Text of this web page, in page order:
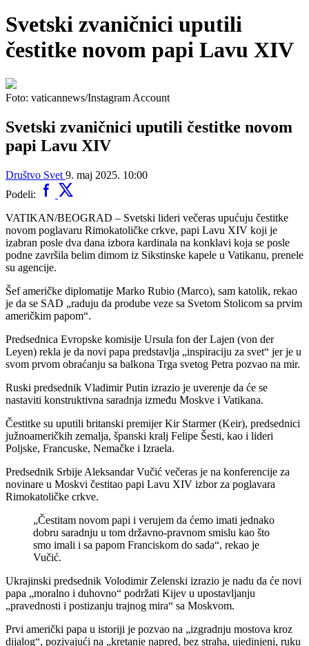
Svetski zvaničnici uputili
čestitke novom papi Lavu XIV
Foto: vaticannews/Instagram Account
Svetski zvaničnici uputili čestitke novom
papi Lavu XIV
Društvo Svet 9. maj 2025. 10:00
Podeli:
VATIKAN/BEOGRAD – Svetski lideri večeras upućuju čestitke
novom poglavaru Rimokatoličke crkve, papi Lavu XIV koji je
izabran posle dva dana izbora kardinala na konklavi koja se posle
podne završila belim dimom iz Sikstinske kapele u Vatikanu, prenele
su agencije.
Šef američke diplomatije Marko Rubio (Marco), sam katolik, rekao
je da se SAD „raduju da prodube veze sa Svetom Stolicom sa prvim
američkim papom“.
Predsednica Evropske komisije Ursula fon der Lajen (von der
Leyen) rekla je da novi papa predstavlja „inspiraciju za svet“ jer je u
svom prvom obraćanju sa balkona Trga svetog Petra pozvao na mir.
Ruski predsednik Vladimir Putin izrazio je uverenje da će se
nastaviti konstruktivna saradnja između Moskve i Vatikana.
Čestitke su uputili britanski premijer Kir Starmer (Keir), predsednici
južnoameričkih zemalja, španski kralj Felipe Šesti, kao i lideri
Poljske, Francuske, Nemačke i Izraela.
Predsednik Srbije Aleksandar Vučić večeras je na konferencije za
novinare u Moskvi čestitao papi Lavu XIV izbor za poglavara
Rimokatoličke crkve.
„Čestitam novom papi i verujem da ćemo imati jednako
dobru saradnju u tom državno-pravnom smislu kao što
smo imali i sa papom Franciskom do sada“, rekao je
Vučić.
Ukrajinski predsednik Volodimir Zelenski izrazio je nadu da će novi
papa „moralno i duhovno“ podržati Kijev u upostavljanju
„pravednosti i postizanju trajnog mira“ sa Moskvom.
Prvi američki papa u istoriji je pozvao na „izgradnju mostova kroz
dijalog“, pozivajući na „kretanje napred, bez straha, ujedinjeni, ruku